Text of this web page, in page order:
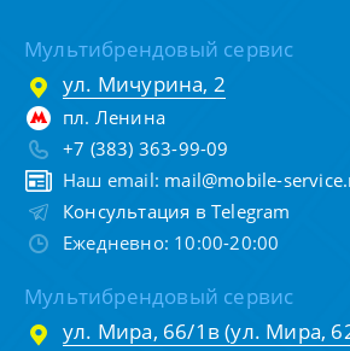
Мультибрендовый сервис
ул. Мичурина, 2
пл. Ленина
+7 (383) 363-99-09
Наш email: mail@mobile-
Консультация в Telegram
Ежедневно: 10:00-20:00
Мультибрендовый сервис
ул. Мира, 66/1в (ул. Мира,